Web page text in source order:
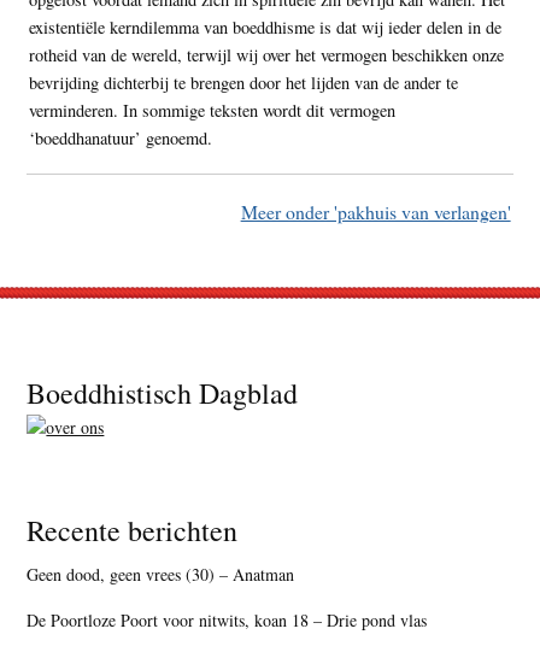
existentiële kerndilemma van boeddhisme is dat wij ieder delen in de
rotheid van de wereld, terwijl wij over het vermogen beschikken onze
bevrijding dichterbij te brengen door het lijden van de ander te
verminderen. In sommige teksten wordt dit vermogen
‘boeddhanatuur’ genoemd.
Meer onder 'pakhuis van verlangen'
Footer
Boeddhistisch Dagblad
Recente berichten
Geen dood, geen vrees (30) – Anatman
De Poortloze Poort voor nitwits, koan 18 – Drie pond vlas